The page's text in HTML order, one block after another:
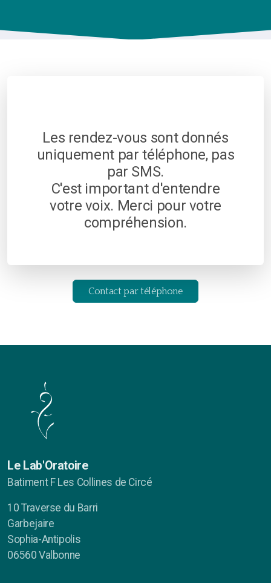
Les rendez-vous sont donnés
uniquement par téléphone, pas
par SMS.
C'est important d'entendre
votre voix. Merci pour votre
compréhension.
Contact par téléphone
Le Lab'Oratoire
Batiment F Les Collines de Circé
10 Traverse du Barri
Garbejaire
Sophia-Antipolis
06560 Valbonne